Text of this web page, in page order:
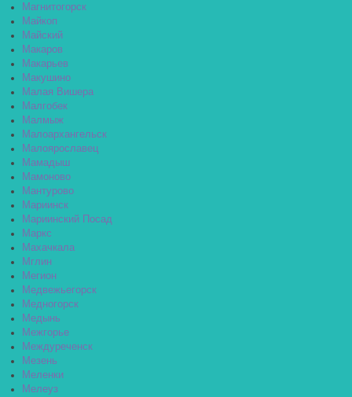
Магнитогорск
Майкоп
Майский
Макаров
Макарьев
Макушино
Малая Вишера
Малгобек
Малмыж
Малоархангельск
Малоярославец
Мамадыш
Мамоново
Мантурово
Мариинск
Мариинский Посад
Маркс
Махачкала
Мглин
Мегион
Медвежьегорск
Медногорск
Медынь
Межгорье
Междуреченск
Мезень
Меленки
Мелеуз